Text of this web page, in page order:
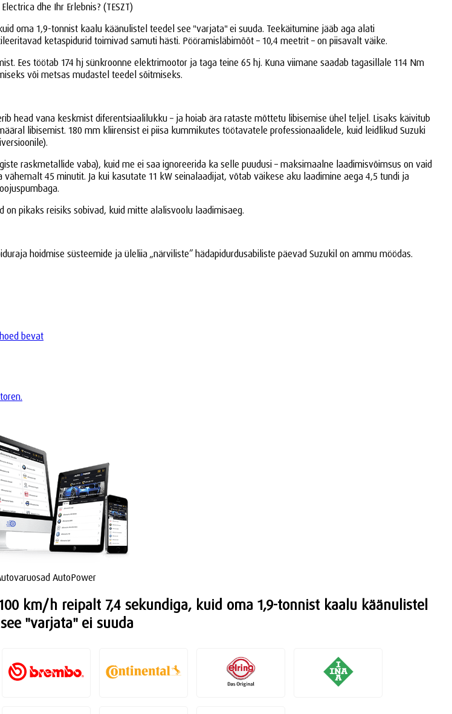
dhe Ihr Erlebnis? (TESZT)
oma 1,9-tonnist kaalu käänulistel teedel see "varjata" ei suuda. Teekäitumine jääb aga alati
ketaspidurid toimivad samuti hästi. Pööramisläbimõõt – 10,4 meetrit – on piisavalt väike.
Ees töötab 174 hj sünkroonne elektrimootor ja taga teine 65 hj. Kuna viimane saadab tagasillale 114 Nm
või metsas mudastel teedel sõitmiseks.
head vana keskmist diferentsiaalilukku – ja hoiab ära rataste mõttetu libisemise ühel teljel. Lisaks käivitub
libisemist. 180 mm kliirensist ei piisa kummikutes töötavatele professionaalidele, kuid leidlikud Suzuki
raskmetallide vaba), kuid me ei saa ignoreerida ka selle puudusi – maksimaalne laadimisvõimsus on vaid
45 minutit. Ja kui kasutate 11 kW seinalaadijat, võtab väikese aku laadimine aega 4,5 tundi ja
pikaks reisiks sobivad, kuid mitte alalisvoolu laadimisaeg.
hoidmise süsteemide ja üleliia „närviliste” hädapidurdusabiliste päevad Suzukil on ammu möödas.
bevat
AutoPower
km/h reipalt 7,4 sekundiga, kuid oma 1,9-tonnist kaalu käänulistel
"varjata" ei suuda